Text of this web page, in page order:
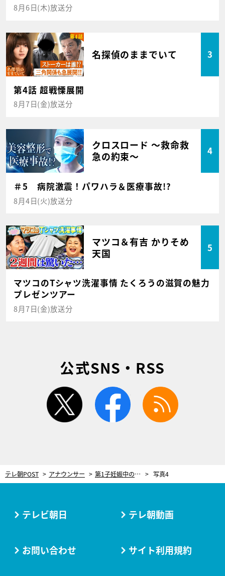
8月6日(木)放送分
名探偵のままでいて 3
第4話 超戦慄展開
8月7日(金)放送分
クロスロード ～救命救
急の約束～
4
＃5 病院激震！パワハラ＆医療事故!?
8月4日(火)放送分
マツコ＆有吉 かりそめ
天国
5
マツコのTシャツ洗濯事情 たくろうの滋賀の魅力
プレゼンツアー
8月7日(金)放送分
公式SNS・RSS
twitter facebook
テレ朝POST アナウンサー 第1子妊娠中の新井恵理那、産休前最後の『グッド!モーニング』！「およそ8年、走り続けてきた…」 写真4
テレビ朝日 テレ朝動画
お問い合わせ サイト利用規約